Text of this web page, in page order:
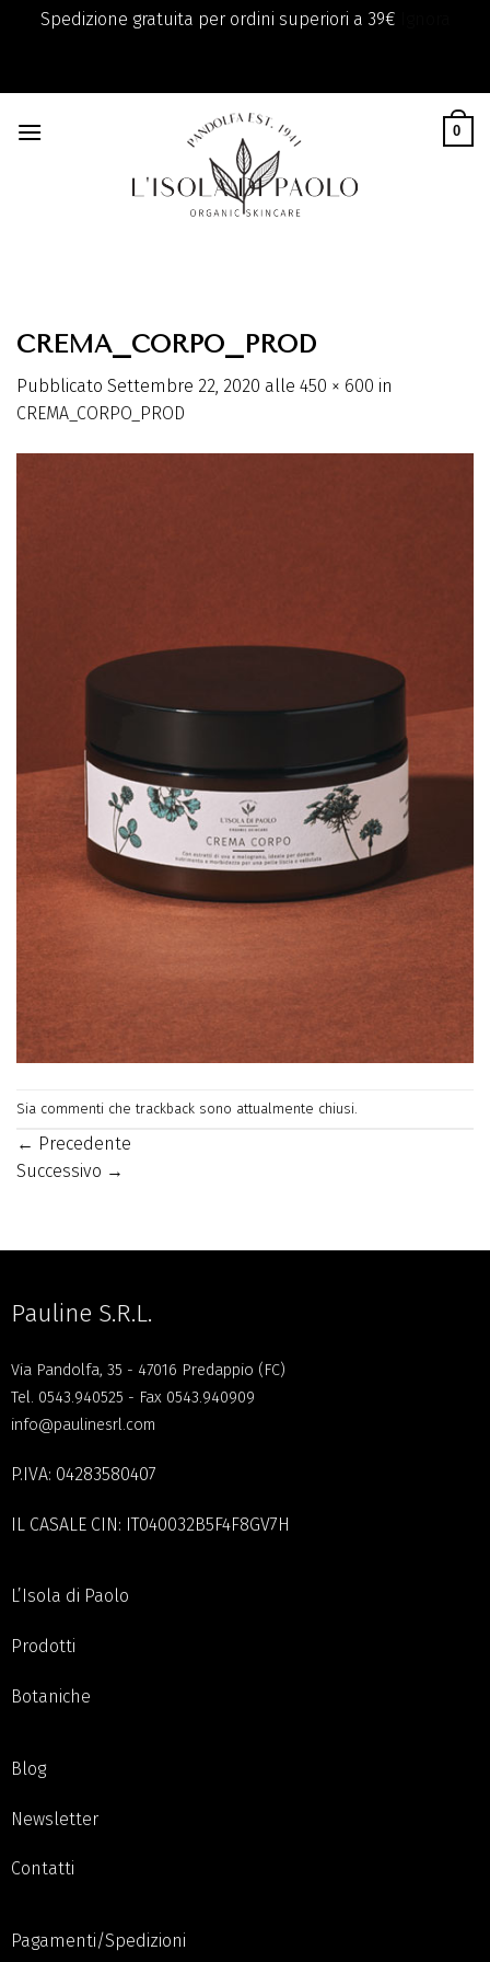
Spedizione gratuita per ordini superiori a 39€
content
0
CREMA_CORPO_PROD
Pubblicato Settembre 22, 2020 alle 450 × 600 in
CREMA_CORPO_PROD
Sia commenti che trackback sono attualmente chiusi.
← Precedente
Successivo →
Pauline S.R.L.
Via Pandolfa, 35 - 47016 Predappio (FC)
Tel. 0543.940525 - Fax 0543.940909
info@paulinesrl.com
P.IVA: 04283580407
IL CASALE CIN: IT040032B5F4F8GV7H
L’Isola di Paolo
Prodotti
Botaniche
Blog
Newsletter
Contatti
Pagamenti/Spedizioni